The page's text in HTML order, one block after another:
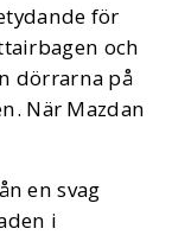
för
och
dörrarna på
När Mazdan
en svag
i